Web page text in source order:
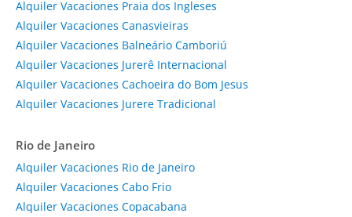
Alquiler Vacaciones Praia dos Ingleses
Alquiler Vacaciones Canasvieiras
Alquiler Vacaciones Balneário Camboriú
Alquiler Vacaciones Jurerê Internacional
Alquiler Vacaciones Cachoeira do Bom Jesus
Alquiler Vacaciones Jurere Tradicional
Rio de Janeiro
Alquiler Vacaciones Rio de Janeiro
Alquiler Vacaciones Cabo Frio
Alquiler Vacaciones Copacabana